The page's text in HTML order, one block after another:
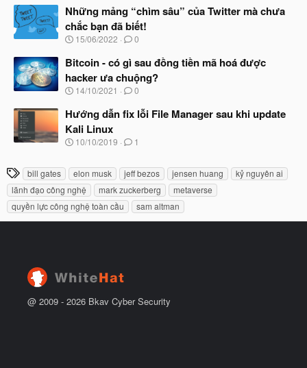
ầ
u
à
y
b
ắ
đ
ầ
u
Những mảng “chìm sâu” của Twitter mà chưa
chắc bạn đã biết!
N
à
b
ắ
đ
ầ
u
15/06/2022 0
Bitcoin - có gì sau đồng tiền mã hoá được
hacker ưa chuộng?
N
à
b
ắ
đ
ầ
u
14/10/2021 0
Hướng dẫn fix lỗi File Manager sau khi update
Kali Linux
N
y
b
ắ
t
10/10/2019 1
T
h
ẻ
bill gates elon musk jeff bezos jensen huang
kỷ nguyên ai
lãnh đạo công nghệ
mark zuckerberg
metaverse
quyền lực công nghệ toàn cầu
sam altman
@ 2009 - 2026 Bkav Cyber Security